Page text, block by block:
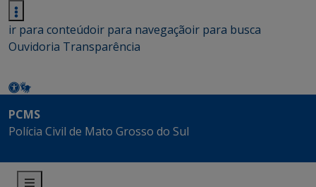
ir para conteúdoir para navegaçãoir para busca
Ouvidoria Transparência
PCMS
Polícia Civil de Mato Grosso do Sul